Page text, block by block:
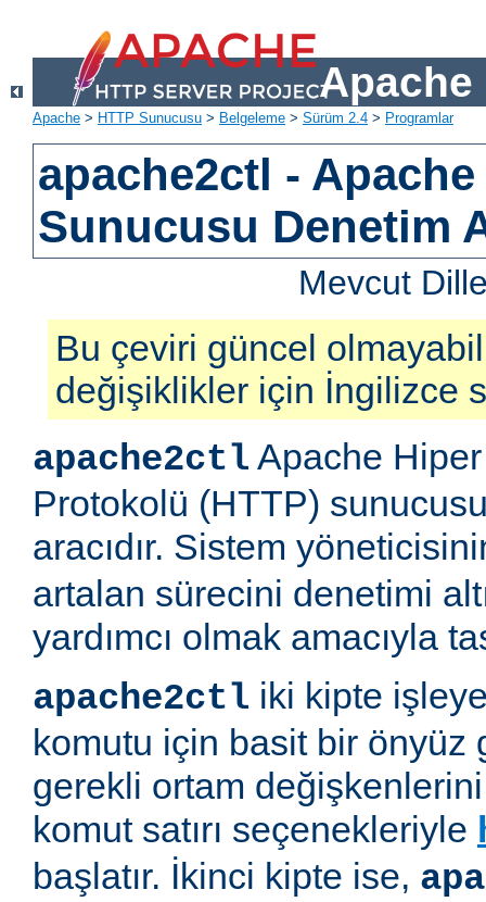
Apache
Apache > HTTP Sunucusu > Belgeleme > Sürüm 2.4 > Programlar
apache2ctl - Apache
Sunucusu Denetim
Mevcut
Bu çeviri güncel
değişiklikler için İngilizce
apache2ctl Apache
Protokolü (HTTP)
aracıdır. Sistem
artalan sürecini denetimi
yardımcı olmak amacıyla
apache2ctl iki kipte
komutu için basit bir önyüz
gerekli ortam
komut satırı seçenekleriyle
başlatır. İkinci kipte ise,